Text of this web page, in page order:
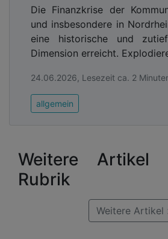
Die Finanzkrise der
und insbesondere in
eine historische und
Dimension erreicht.
24.06.2026, Lesezeit ca. 2
allgemein
Weitere Artikel
Rubrik
Weitere Artikel